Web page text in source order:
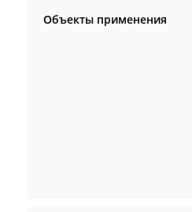
Объекты применения